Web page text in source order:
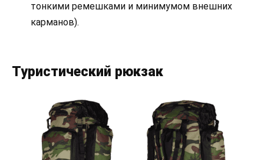
тонкими ремешками и минимумом внешних
карманов).
Туристический рюкзак